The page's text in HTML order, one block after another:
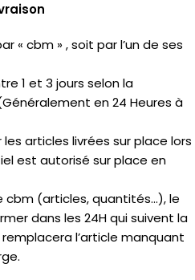
« cbm » , soit par l’un de ses
1 et 3 jours selon la
en 24 Heures à
articles livrées sur place lors
est autorisé sur place en
cbm (articles, quantités…), le
dans les 24H qui suivent la
l’article manquant